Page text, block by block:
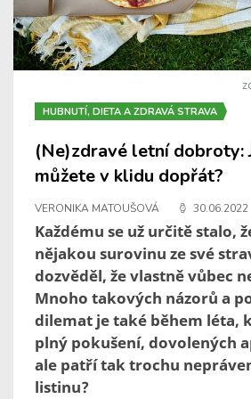
HUBNUTÍ, DIETA A ZDRAVÁ STRAVA
(Ne)zdravé letní dobroty:
můžete v klidu dopřát?
VERONIKA MATOUŠOVÁ 30.06.2022
Každému se už určitě stalo,
nějakou surovinu ze své
dozvěděl, že vlastně vůbec
Mnoho takových názorů a
dilemat je také během léta,
plný pokušení, dovolených
ale patří tak trochu
listinu?